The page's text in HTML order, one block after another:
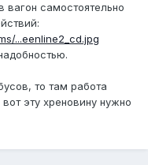
вагон самостоятельно
...eenline2_cd.jpg
то там работа
эту хреновину нужно